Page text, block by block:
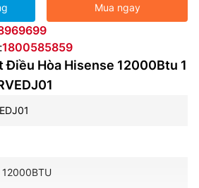
Mua ngay
1800585859
Điều Hòa Hisense 12000Btu 1